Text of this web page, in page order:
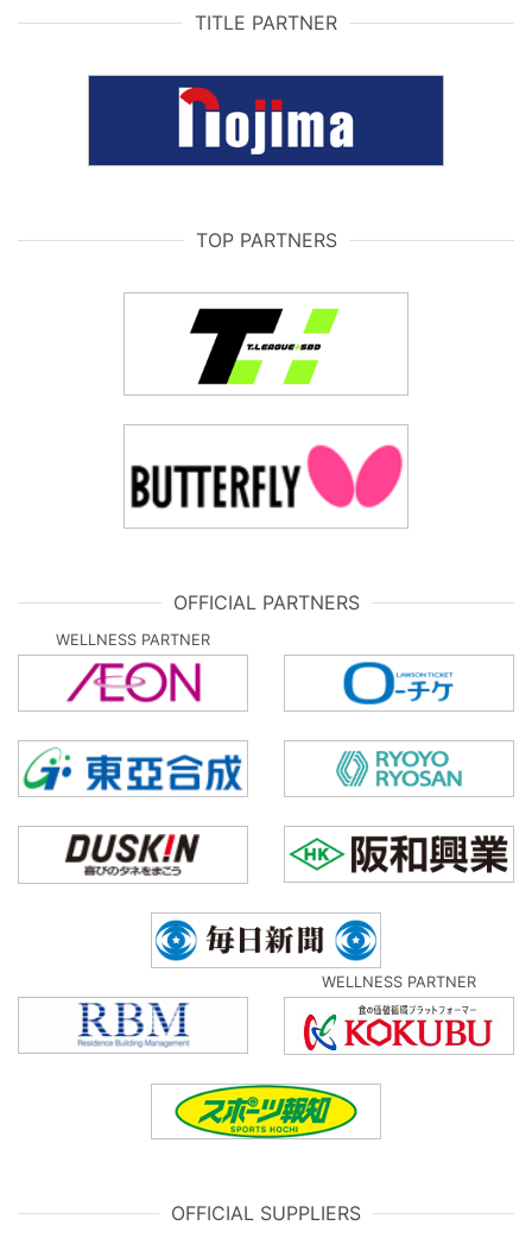
TITLE PARTNER
TOP PARTNERS
OFFICIAL PARTNERS
WELLNESS PARTNER
WELLNESS PARTNER
OFFICIAL SUPPLIERS